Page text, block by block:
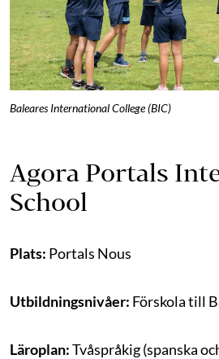
Baleares International College (BIC)
Agora Portals
School
Plats: Portals Nous
Utbildningsnivåer: Förskola till
Läroplan:Tvåspråkig (spanska